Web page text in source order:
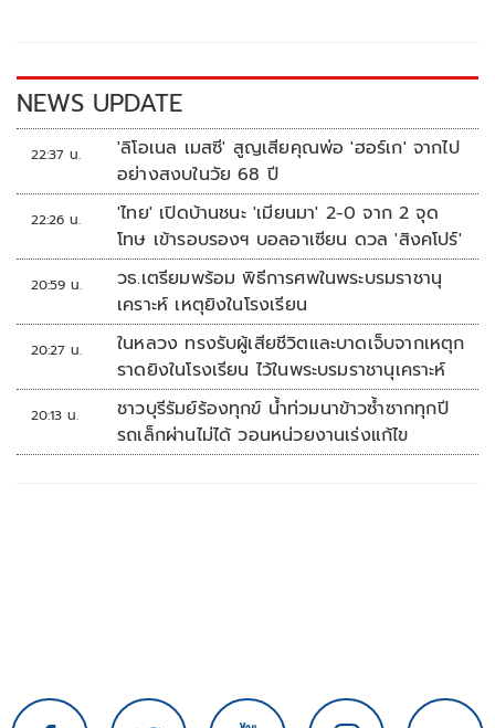
k k
NEWS UPDATE
22:37 น.
'ลิโอเนล เมสซี' สูญเสียคุณพ่อ 'ฮอร์เก' จากไป
อย่างสงบในวัย 68 ปี
22:26 น.
'ไทย' เปิดบ้านชนะ 'เมียนมา' 2-0 จาก 2 จุด
โทษ เข้ารอบรองฯ บอลอาเซียน ดวล 'สิงคโปร์'
20:59 น.
วธ.เตรียมพร้อม พิธีการศพในพระบรมราชานุ
เคราะห์ เหตุยิงในโรงเรียน
20:27 น.
ในหลวง ทรงรับผู้เสียชีวิตและบาดเจ็บจากเหตุก
ราดยิงในโรงเรียน ไว้ในพระบรมราชานุเคราะห์
20:13 น.
ชาวบุรีรัมย์ร้องทุกข์ น้ำท่วมนาข้าวซ้ำซากทุกปี
รถเล็กผ่านไม่ได้ วอนหน่วยงานเร่งแก้ไข